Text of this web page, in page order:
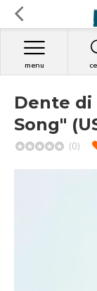
menu
Dente
Song"
(0)